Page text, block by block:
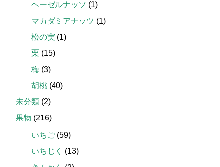
ヘーゼルナッツ (1)
マカダミアナッツ (1)
松の実 (1)
栗 (15)
梅 (3)
胡桃 (40)
未分類 (2)
果物 (216)
いちご (59)
いちじく
(13)